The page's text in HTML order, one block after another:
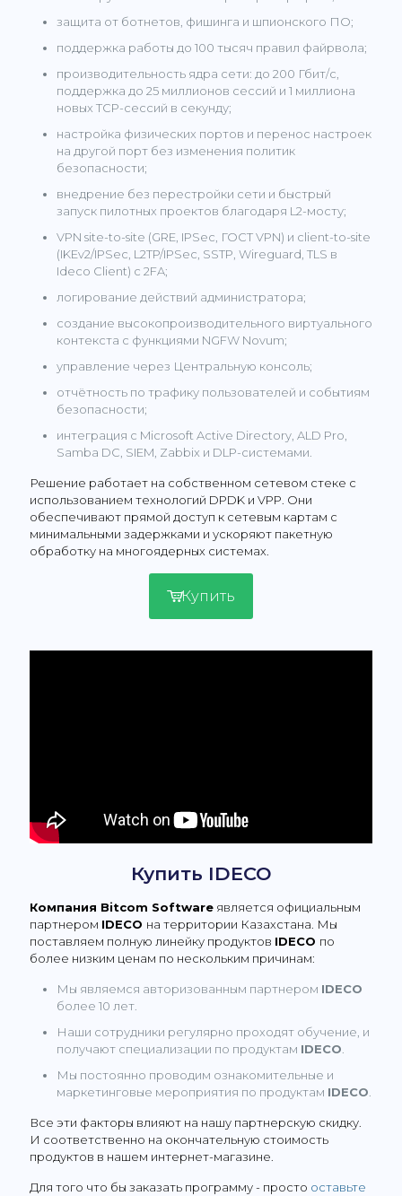
защита от ботнетов, фишинга и шпионского ПО;
поддержка работы до 100 тысяч правил файрвола;
производительность ядра сети: до 200 Гбит/с,
поддержка до 25 миллионов сессий и 1 миллиона
новых TCP-сессий в секунду;
настройка физических портов и перенос настроек
на другой порт без изменения политик
безопасности;
внедрение без перестройки сети и быстрый
запуск пилотных проектов благодаря L2-мосту;
VPN site-to-site (GRE, IPSec, ГОСТ VPN) и client-to-site
(IKEv2/IPSec, L2TP/IPSec, SSTP, Wireguard, TLS в
Ideco Client) с 2FA;
логирование действий администратора;
создание высокопроизводительного виртуального
контекста с функциями NGFW Novum;
управление через Центральную консоль;
отчётность по трафику пользователей и событиям
безопасности;
интеграция с Microsoft Active Directory, ALD Pro,
Samba DC, SIEM, Zabbix и DLP-системами.
Решение работает на собственном сетевом стеке с
использованием технологий DPDK и VPP. Они
обеспечивают прямой доступ к сетевым картам с
минимальными задержками и ускоряют пакетную
обработку на многоядерных системах.
Купить
Купить IDECO
Компания Bitcom Software является официальным
партнером IDECO на территории Казахстана. Мы
поставляем полную линейку продуктов IDECO по
более низким ценам по нескольким причинам:
Мы являемся авторизованным партнером IDECO
более 10 лет.
Наши сотрудники регулярно проходят обучение, и
получают специализации по продуктам IDECO
Мы постоянно проводим ознакомительные и
маркетинговые мероприятия по продуктам IDECO
Все эти факторы влияют на нашу партнерскую скидку.
И соответственно на окончательную стоимость
продуктов в нашем интернет-магазине.
Для того что бы заказать программу - просто оставьте